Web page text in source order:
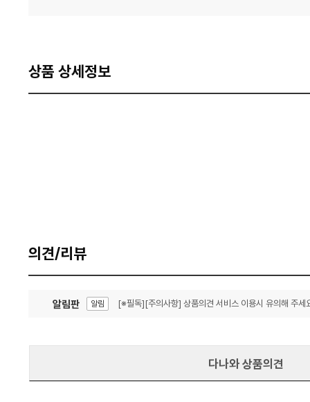
상품 상세정보
의견/리뷰
알림판 알림 [※필독][주의사항] 상품의견 서비스 이용시 유의해 주세
다나와 상품의견